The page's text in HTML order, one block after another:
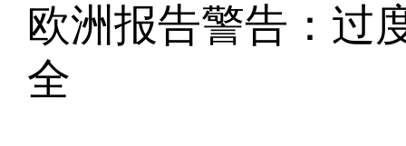
欧洲报告警告：过
全